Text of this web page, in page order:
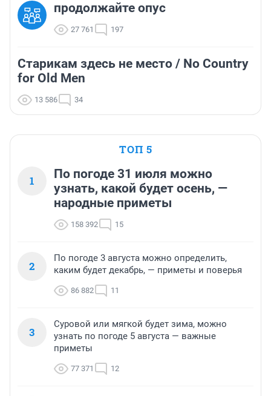
продолжайте опус
27 761 197
Старикам здесь не место / No Country
for Old Men
13 586 34
ТОП 5
1
По погоде 31 июля можно
узнать, какой будет осень, —
народные приметы
158 392 15
2
По погоде 3 августа можно определить,
каким будет декабрь, — приметы и поверья
86 882 11
3
Суровой или мягкой будет зима, можно
узнать по погоде 5 августа — важные
приметы
77 371 12